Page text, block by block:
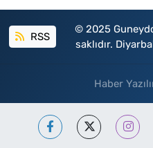
RSS
© 2025
saklıdır.
Haber